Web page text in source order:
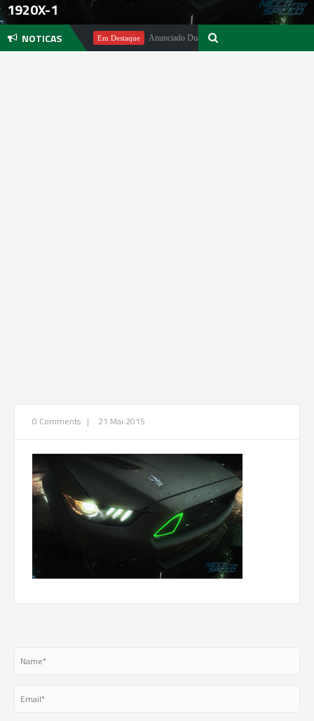
1920X-1
NOTICAS
Pachter Em Destaque Anunciado DualSense The Last of Us Limited Edition
0 Comments | 21 Mai 2015